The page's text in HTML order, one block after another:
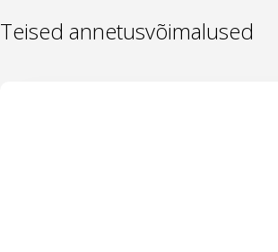
Teised annetusvõimalused